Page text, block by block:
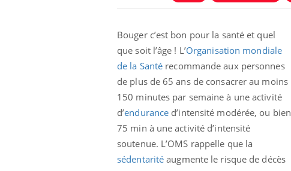
Bouger c’est bon pour la santé et quel
que soit l’âge ! L’Organisation mondiale
de la Santé recommande aux personnes
de plus de 65 ans de consacrer au moins
150 minutes par semaine à une activité
d’endurance d’intensité modérée, ou bien
75 min à une activité d’intensité
soutenue. L’OMS rappelle que la
sédentarité augmente le risque de décès